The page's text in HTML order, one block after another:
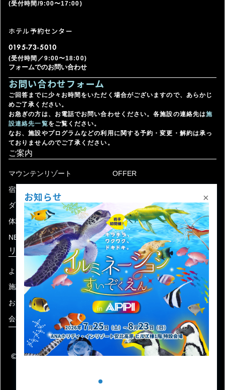
(受付時間/9:00〜17:00)
ホテル予約センター
0195-73-5010
(受付時間／9:00〜18:00)
フォームでのお問い合わせ
お問い合わせフォーム
ご回答までに少々お時間をいただく場合がございますので、あらかじ
めご了承ください。
お急ぎの方は、お電話でお問い合わせください。各施設の連絡先は施
設連絡先一覧をご覧ください。
なお、施設やプログラムなどの利用に関する予約・変更・解約は承っ
ておりませんのでご了承ください。
ご案内
マウンテンリゾート
宿泊
ダイニング
体験
NEWS
OFFER
ショップ
リゾート情報
よくある質問
施設連絡先一覧
お問い合わせ
会社概要
関連施設
資料ダウンロード
個人情報保護方針
© 2004-2026 株式会社岩手ホテルアンドリゾート.
お知らせ ×